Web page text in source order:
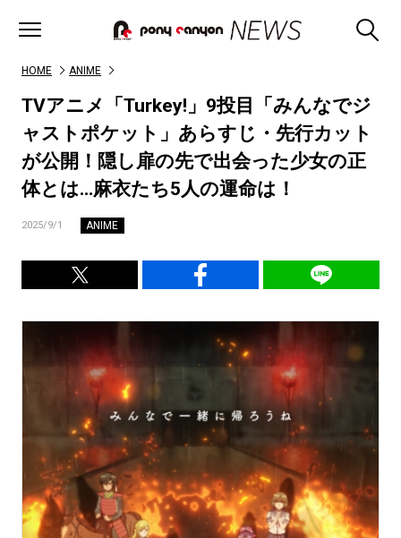
HOME ANIME
TVアニメ「Turkey!」9投目「みんなでジ
ャストポケット」あらすじ・先行カット
が公開！隠し扉の先で出会った少女の正
体とは…麻衣たち5人の運命は！
2025/9/1 ANIME